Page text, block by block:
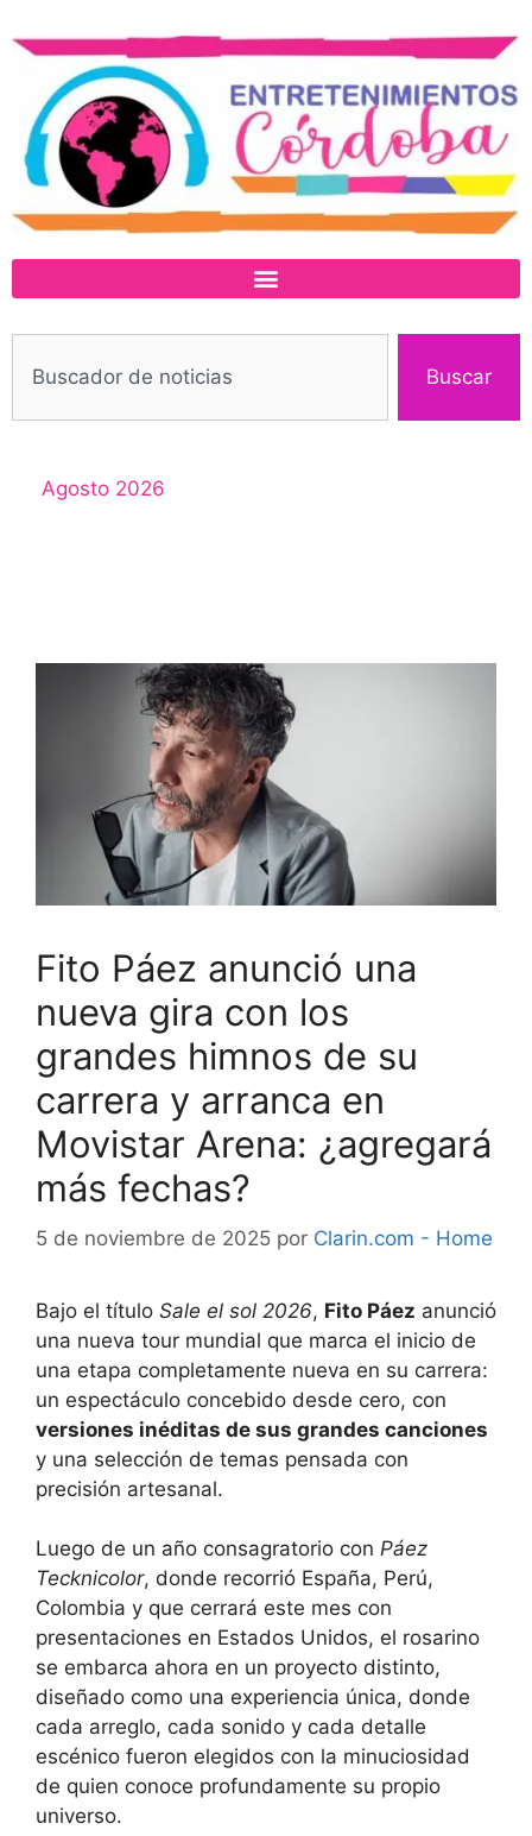
Buscar
Agosto 2026
Fito Páez anunció una
nueva gira con los
grandes himnos de su
carrera y arranca en
Movistar Arena: ¿agregará
más fechas?
5 de noviembre de 2025 por Clarin.com - Home
Bajo el título Sale el sol 2026, Fito Páez anunció
una nueva tour mundial que marca el inicio de
una etapa completamente nueva en su carrera:
un espectáculo concebido desde cero, con
versiones inéditas de sus grandes canciones
y una selección de temas pensada con
precisión artesanal.
Luego de un año consagratorio con Páez
Tecknicolor, donde recorrió España, Perú,
Colombia y que cerrará este mes con
presentaciones en Estados Unidos, el rosarino
se embarca ahora en un proyecto distinto,
diseñado como una experiencia única, donde
cada arreglo, cada sonido y cada detalle
escénico fueron elegidos con la minuciosidad
de quien conoce profundamente su propio
universo.